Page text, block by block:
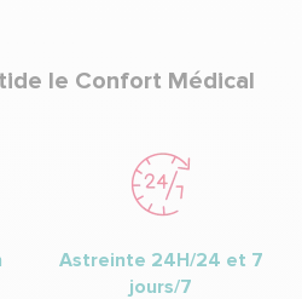
le Confort Médical
Astreinte 24H/24 et 7
jours/7